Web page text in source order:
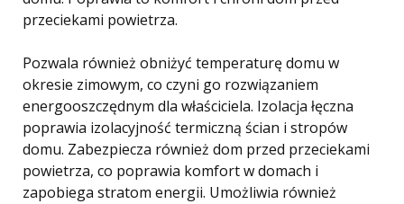
przeciekami powietrza.
Pozwala również obniżyć temperaturę domu w
okresie zimowym, co czyni go rozwiązaniem
energooszczędnym dla właściciela. Izolacja łęczna
poprawia izolacyjność termiczną ścian i stropów
domu. Zabezpiecza również dom przed przeciekami
powietrza, co poprawia komfort w domach i
zapobiega stratom energii. Umożliwia również